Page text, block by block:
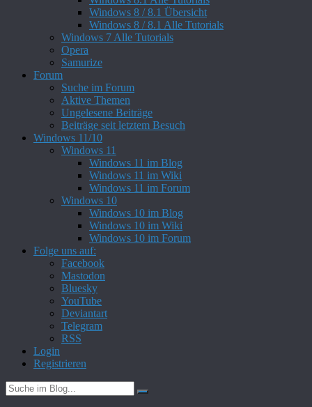
Windows 8 / 8.1 Übersicht
Windows 8 / 8.1 Alle Tutorials
Windows 7 Alle Tutorials
Opera
Samurize
Forum
Suche im Forum
Aktive Themen
Ungelesene Beiträge
Beiträge seit letztem Besuch
Windows 11/10
Windows 11
Windows 11 im Blog
Windows 11 im Wiki
Windows 11 im Forum
Windows 10
Windows 10 im Blog
Windows 10 im Wiki
Windows 10 im Forum
Folge uns auf:
Facebook
Mastodon
Bluesky
YouTube
Deviantart
Telegram
RSS
Login
Registrieren